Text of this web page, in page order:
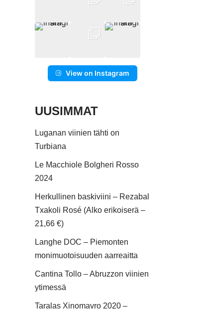
View on Instagram
UUSIMMAT
Luganan viinien tähti on
Turbiana
Le Macchiole Bolgheri Rosso
2024
Herkullinen baskiviini – Rezabal
Txakoli Rosé (Alko erikoiserä –
21,66 €)
Langhe DOC – Piemonten
monimuotoisuuden aarreaitta
Cantina Tollo – Abruzzon viinien
ytimessä
Taralas Xinomavro 2020 –